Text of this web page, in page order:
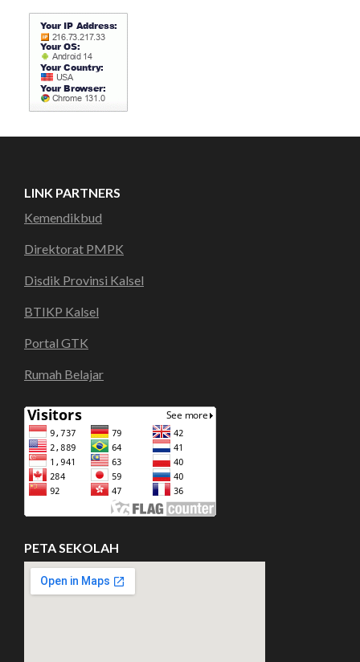
LINK PARTNERS
Kemendikbud
Direktorat PMPK
Disdik Provinsi Kalsel
BTIKP Kalsel
Portal GTK
Rumah Belajar
PETA SEKOLAH